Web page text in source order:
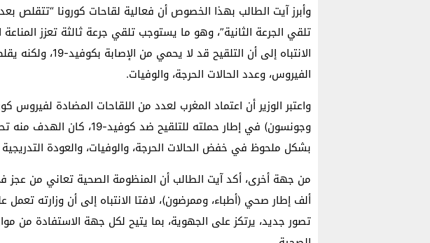
وأبرز آيت الطالب بهذا الخصوص أن فعالية لقاحات كورونا “تتقلص
تلقي الجرعة الثانية”، وهو ما يستوجب تلقي جرعة ثالثة تعزز
الانتباه إلى أن التلقيح
الفيروس، وعدد الحالات الحرجة، والوفيات.
واعتبر الوزير أن اعتماد المغرب لعدد من اللقاحات المضادة لفيروس
وجونسون) في إطار حملته للتلقيح ضد
بشكل ملحوظ في خفض الحالات الحرجة، والوفيات، والعودة التدريجية
ألف إطار صحي (أطباء، وممرضون)، لافتا الانتباه إلى أن وزارته
تصور جديد، يرتكز على الجهوية، بما يتيح لكل جهة الاستفادة من